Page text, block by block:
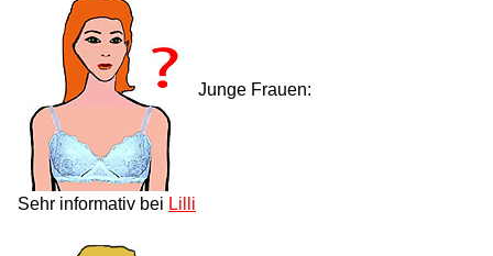
Junge Frauen:
Sehr informativ bei Lilli